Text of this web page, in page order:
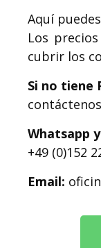
Aquí
Los
cubrir los
Si no tiene
Whatsapp
+49 (0)152
Email: